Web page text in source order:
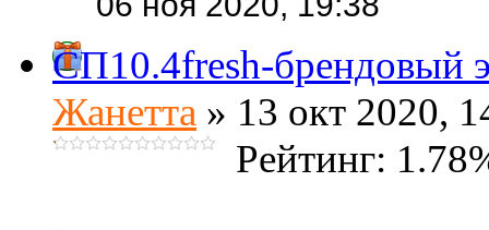
СП10.4fresh-брендовый
Жанетта » 13 окт 2020,
Рейтинг: